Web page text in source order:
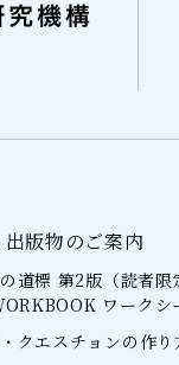
版物のご案内
道標 第2版（読者
ワークシ
クエスチョンの作